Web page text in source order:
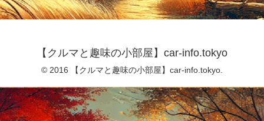
【クルマと趣味の小部屋】car-info.tokyo
© 2016 【クルマと趣味の小部屋】car-info.tokyo.